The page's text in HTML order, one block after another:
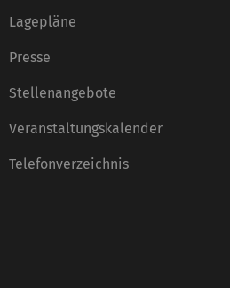
Lagepläne
Presse
Stellenangebote
Veranstaltungskalender
Telefonverzeichnis